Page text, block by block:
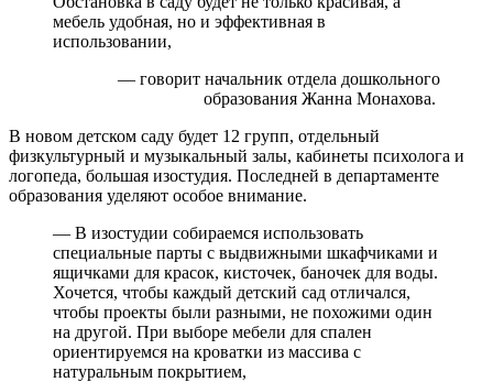
мебель удобная, но и эффективная в
использовании,
— говорит начальник отдела дошкольного
образования Жанна Монахова.
В новом детском саду будет 12 групп, отдельный
физкультурный и музыкальный залы, кабинеты психолога и
логопеда, большая изостудия. Последней в департаменте
образования уделяют особое внимание.
— В изостудии собираемся использовать
специальные парты с выдвижными шкафчиками и
ящичками для красок, кисточек, баночек для воды.
Хочется, чтобы каждый детский сад отличался,
чтобы проекты были разными, не похожими один
на другой. При выборе мебели для спален
ориентируемся на кроватки из массива с
натуральным покрытием,